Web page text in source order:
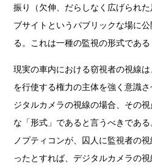
振り（欠伸、だらしなく広げられ
ブサイトというパブリックな場に
る。これは一種の監視の形式である
現実の車内における窃視者の視線
を行使する権力の主体を強く意識
ジタルカメラの視線の場合、その
な「形式」であると言うべきであ
ノプティコンが、囚人に監視者の
ったとすれば、デジタルカメラの